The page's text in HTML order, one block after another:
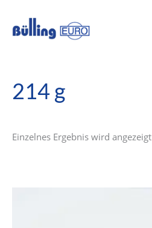
springen
214 g
Einzelnes Ergebnis wird angezeigt